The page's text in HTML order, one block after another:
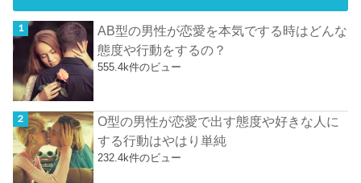
AB型の男性が恋愛を本気でする時はどんな
態度や行動をするの？
555.4k件のビュー
O型の男性が恋愛で出す態度や好きな人に
する行動はやはり単純
232.4k件のビュー